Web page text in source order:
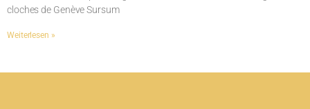
cloches de Genève Sursum
Weiterlesen »